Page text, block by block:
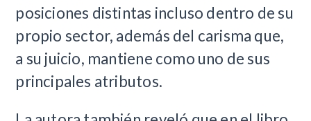
posiciones distintas incluso dentro de su
propio sector, además del carisma que,
a su juicio, mantiene como uno de sus
principales atributos.